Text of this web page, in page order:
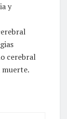
y
cerebral
muerte.